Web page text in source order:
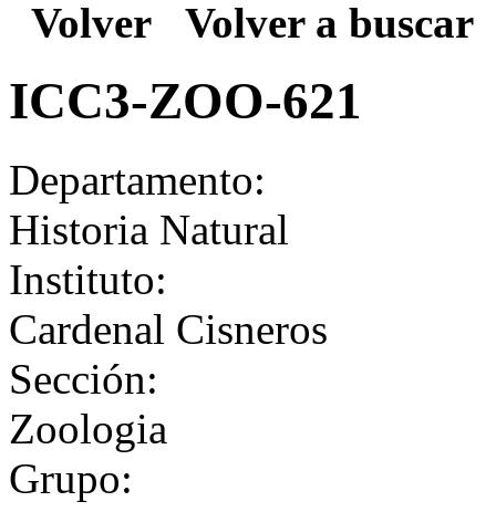
Volver Volver a buscar
ICC3-ZOO-621
Departamento:
Historia Natural
Instituto:
Cardenal Cisneros
Sección:
Zoologia
Grupo: